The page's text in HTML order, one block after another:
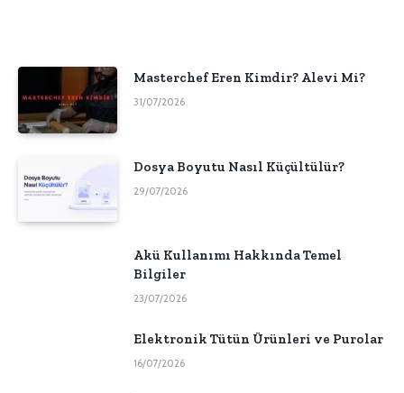
Masterchef Eren Kimdir? Alevi Mi?
31/07/2026
Dosya Boyutu Nasıl Küçültülür?
29/07/2026
Akü Kullanımı Hakkında Temel
Bilgiler
23/07/2026
Elektronik Tütün Ürünleri ve Purolar
16/07/2026